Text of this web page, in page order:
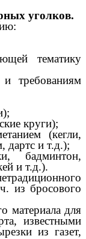
уголков.
тематику
и требованиям
круги);
(кегли,
дартс и т.д.);
бадминтон,
и т.д.).
из бросового
материала для
известными
из газет,